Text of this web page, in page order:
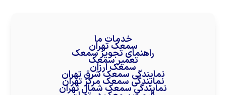
خدمات ما
سمعک تهران
راهنمای تجویز سمعک
تعمیر سمعک
سمعک ارزان
نمایندگی سمعک شرق تهران
نمایندگی سمعک مرکز تهران
نمایندگی سمعک شمال تهران